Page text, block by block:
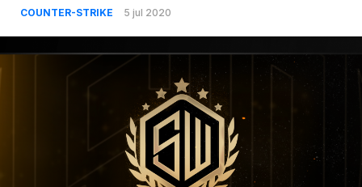
COUNTER-STRIKE 5 jul 2020